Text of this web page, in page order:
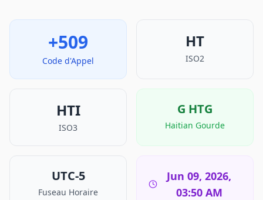
+509
Code d'Appel
HT
ISO2
HTI
ISO3
G HTG
Haitian Gourde
UTC-5
Fuseau Horaire
Jun 09, 2026,
03:50 AM